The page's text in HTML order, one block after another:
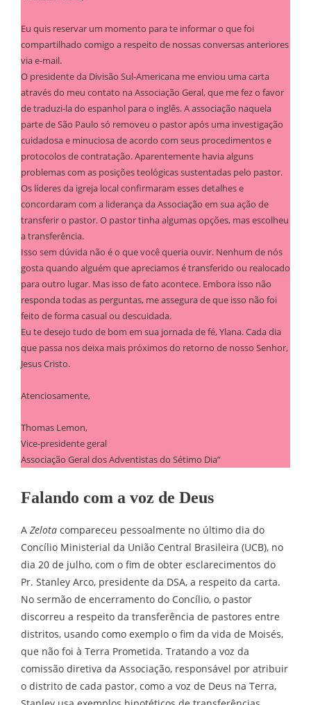
Eu quis reservar um momento para te informar o que foi
compartilhado comigo a respeito de nossas conversas anteriores
via e-mail.
O presidente da Divisão Sul-Americana me enviou uma carta
através do meu contato na Associação Geral, que me fez o favor
de traduzi-la do espanhol para o inglês. A associação naquela
parte de São Paulo só removeu o pastor após uma investigação
cuidadosa e minuciosa de acordo com seus procedimentos e
protocolos de contratação. Aparentemente havia alguns
problemas com as posições teológicas sustentadas pelo pastor.
Os líderes da igreja local confirmaram esses detalhes e
concordaram com a liderança da Associação em sua ação de
transferir o pastor. O pastor tinha algumas opções, mas escolheu
a transferência.
Isso sem dúvida não é o que você queria ouvir. Nenhum de nós
gosta quando alguém que apreciamos é transferido ou realocado
para outro lugar. Mas isso de fato acontece. Embora isso não
responda todas as perguntas, me assegura de que isso não foi
feito de forma casual ou descuidada.
Eu te desejo tudo de bom em sua jornada de fé, Ylana. Cada dia
que passa nos deixa mais próximos do retorno de nosso Senhor,
Jesus Cristo.
Atenciosamente,
Thomas Lemon,
Vice-presidente geral
Associação Geral dos Adventistas do Sétimo Dia”
Falando com a voz de Deus
A Zelota compareceu pessoalmente no último dia do
Concílio Ministerial da União Central Brasileira (UCB), no
dia 20 de julho, com o fim de obter esclarecimentos do
Pr. Stanley Arco, presidente da DSA, a respeito da carta.
No sermão de encerramento do Concílio, o pastor
discorreu a respeito da transferência de pastores entre
distritos, usando como exemplo o fim da vida de Moisés,
que não foi à Terra Prometida. Tratando a voz da
comissão diretiva da Associação, responsável por atribuir
o distrito de cada pastor, como a voz de Deus na Terra,